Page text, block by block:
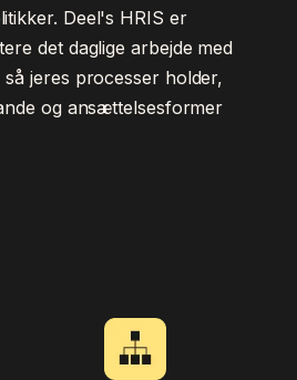
Deel's HRIS er
det daglige arbejde med
jeres processer holder,
og ansættelsesformer